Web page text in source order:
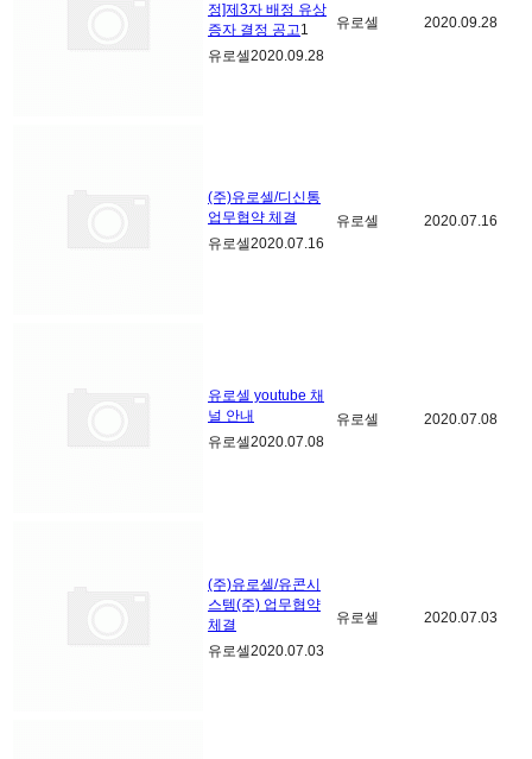
정]제3자 배정 유상
증자 결정 공고1
유로셀2020.09.28
유로셀 2020.09.28
(주)유로셀/디신통
업무협약 체결
유로셀2020.07.16
유로셀 2020.07.16
유로셀 youtube 채
널 안내
유로셀2020.07.08
유로셀 2020.07.08
(주)유로셀/유콘시
스템(주) 업무협약
체결
유로셀2020.07.03
유로셀 2020.07.03